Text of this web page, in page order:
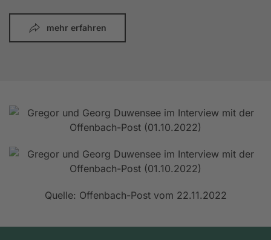
mehr erfahren
Quelle: Offenbach-Post vom 22.11.2022